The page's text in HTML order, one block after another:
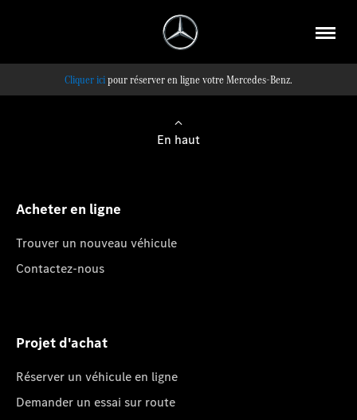
pour réserver en ligne votre Mercedes-Benz.
En haut
Acheter en ligne
Trouver un nouveau véhicule
Contactez-nous
Projet d'achat
Réserver un véhicule en ligne
Demander un essai sur route